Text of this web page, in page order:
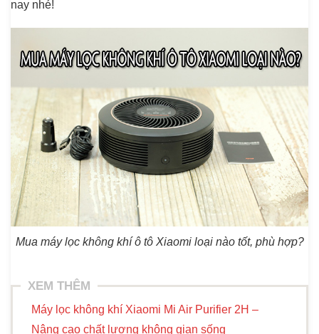
nay nhé!
Mua máy lọc không khí ô tô Xiaomi loại nào tốt, phù hợp?
XEM THÊM
Máy lọc không khí Xiaomi Mi Air Purifier 2H –
Nâng cao chất lượng không gian sống